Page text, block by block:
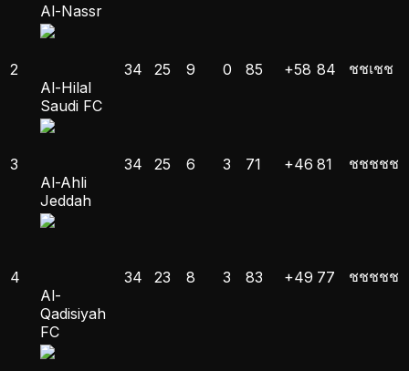
Al-Nassr
2
Al-Hilal
Saudi FC
34 25 9 0 85 +58 84 ชชเชช
3
Al-Ahli
Jeddah
34 25 6 3 71 +46 81 ชชชชช
4
Al-
Qadisiyah
FC
34 23 8 3 83 +49 77 ชชชชช